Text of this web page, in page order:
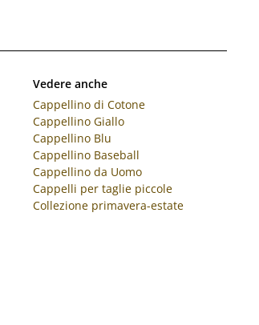
Vedere anche
Cappellino di Cotone
Cappellino Giallo
Cappellino Blu
Cappellino Baseball
Cappellino da Uomo
Cappelli per taglie piccole
Collezione primavera-estate